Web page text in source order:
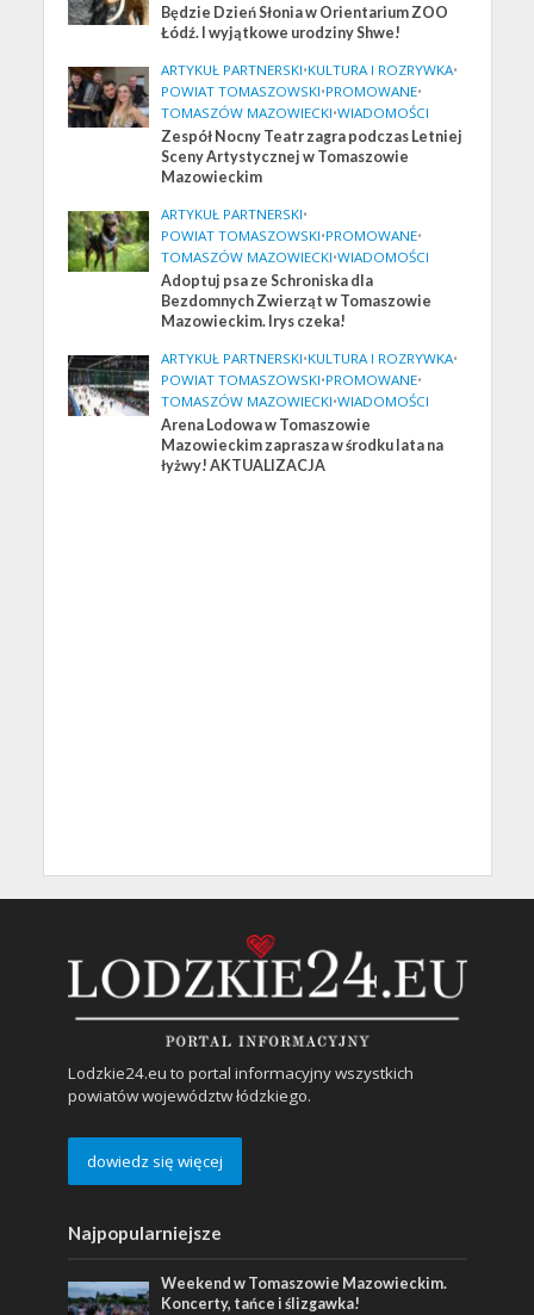
Będzie Dzień Słonia w Orientarium ZOO
Łódź. I wyjątkowe urodziny Shwe!
ARTYKUŁ PARTNERSKI•KULTURA I ROZRYWKA•
POWIAT TOMASZOWSKI•PROMOWANE•
TOMASZÓW MAZOWIECKI•WIADOMOŚCI
Zespół Nocny Teatr zagra podczas Letniej
Sceny Artystycznej w Tomaszowie
Mazowieckim
ARTYKUŁ PARTNERSKI•
POWIAT TOMASZOWSKI•PROMOWANE•
TOMASZÓW MAZOWIECKI•WIADOMOŚCI
Adoptuj psa ze Schroniska dla
Bezdomnych Zwierząt w Tomaszowie
Mazowieckim. Irys czeka!
ARTYKUŁ PARTNERSKI•KULTURA I ROZRYWKA•
POWIAT TOMASZOWSKI•PROMOWANE•
TOMASZÓW MAZOWIECKI•WIADOMOŚCI
Arena Lodowa w Tomaszowie
Mazowieckim zaprasza w środku lata na
łyżwy! AKTUALIZACJA
Lodzkie24.eu to portal informacyjny wszystkich
powiatów województw łódzkiego.
dowiedz się więcej
Najpopularniejsze
Weekend w Tomaszowie Mazowieckim.
Koncerty, tańce i ślizgawka!